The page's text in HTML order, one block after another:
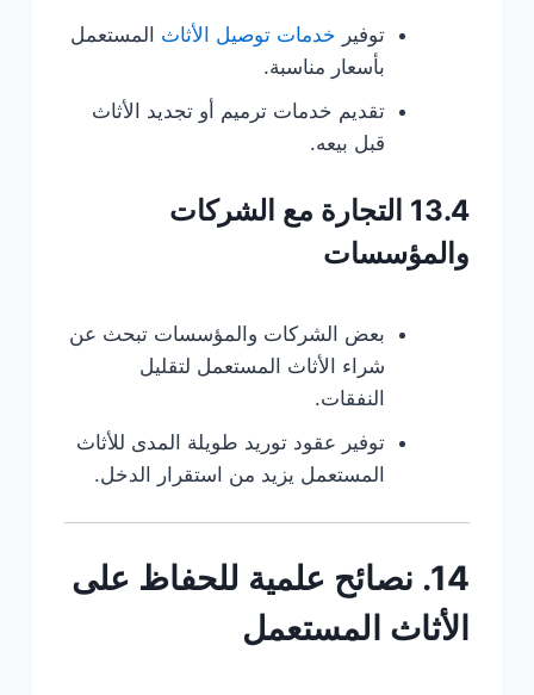
توفير خدمات توصيل الأثاث المستعمل
بأسعار مناسبة.
تقديم خدمات ترميم أو تجديد الأثاث
قبل بيعه.
13.4 التجارة مع الشركات
والمؤسسات
بعض الشركات والمؤسسات تبحث عن
شراء الأثاث المستعمل لتقليل
النفقات.
توفير عقود توريد طويلة المدى للأثاث
المستعمل يزيد من استقرار الدخل.
14. نصائح علمية للحفاظ على
الأثاث المستعمل